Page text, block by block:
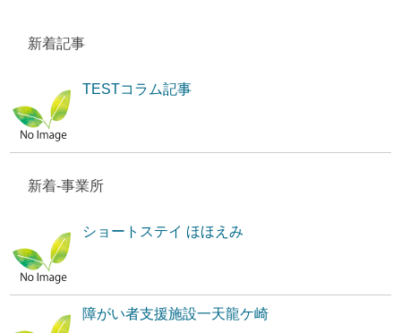
新着記事
TESTコラム記事
新着-事業所
ショートステイ ほほえみ
障がい者支援施設一天龍ケ崎